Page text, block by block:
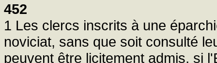
452
1 Les clercs inscrits à une
noviciat, sans que soit consulté
peuvent être licitement admis, si